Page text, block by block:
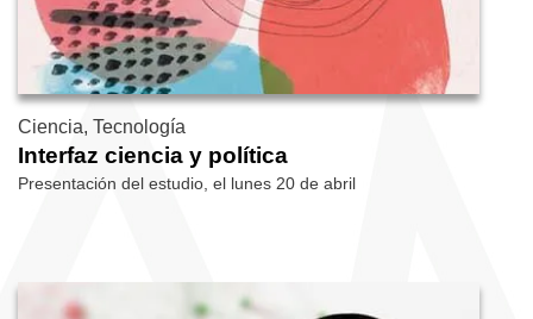
Ciencia, Tecnología
Interfaz ciencia y política
Presentación del estudio, el lunes 20 de abril